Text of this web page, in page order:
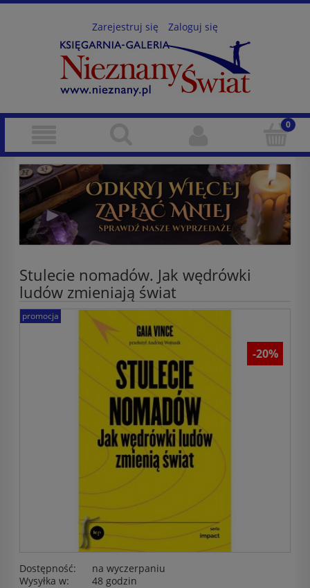
Zarejestruj się Zaloguj się
Stulecie nomadów. Jak wędrówki
ludów zmieniają świat
promocja
-20%
Dostępność:
na wyczerpaniu
Wysyłka w:
48 godzin